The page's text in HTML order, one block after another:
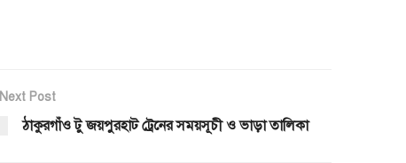
Next Post
ঠাকুরগাঁও টু জয়পুরহাট ট্রেনের সময়সূচী ও ভাড়া তালিকা